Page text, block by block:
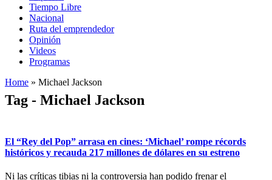
Tiempo Libre
Nacional
Ruta del emprendedor
Opinión
Videos
Programas
Home » Michael Jackson
Tag - Michael Jackson
El “Rey del Pop” arrasa en cines: ‘Michael’ rompe récords
históricos y recauda 217 millones de dólares en su estreno
Ni las críticas tibias ni la controversia han podido frenar el